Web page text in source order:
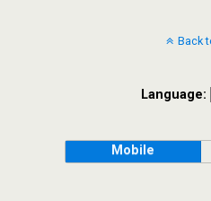
Back
Language:
Mobile